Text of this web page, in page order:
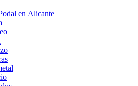
en Alicante